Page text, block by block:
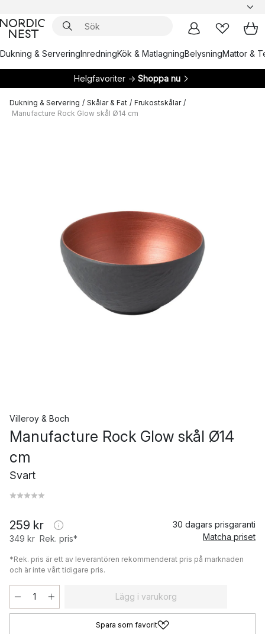
Dukning & ServeringInredningKök & MatlagningBelysningMattor &
Helgfavoriter → Shoppa nu
Dukning & Servering / Skålar & Fat / Frukostskålar /
Manufacture Rock Glow skål Ø14 cm
Villeroy & Boch
Manufacture Rock Glow skål Ø14
cm
Svart
259 kr
349 kr Rek. pris*
30 dagars prisgaranti
Matcha priset
*Rek. pris är ett av leverantören rekommenderat pris på marknaden
och är inte vårt tidigare pris.
Lägg i varukorg
Spara som favorit